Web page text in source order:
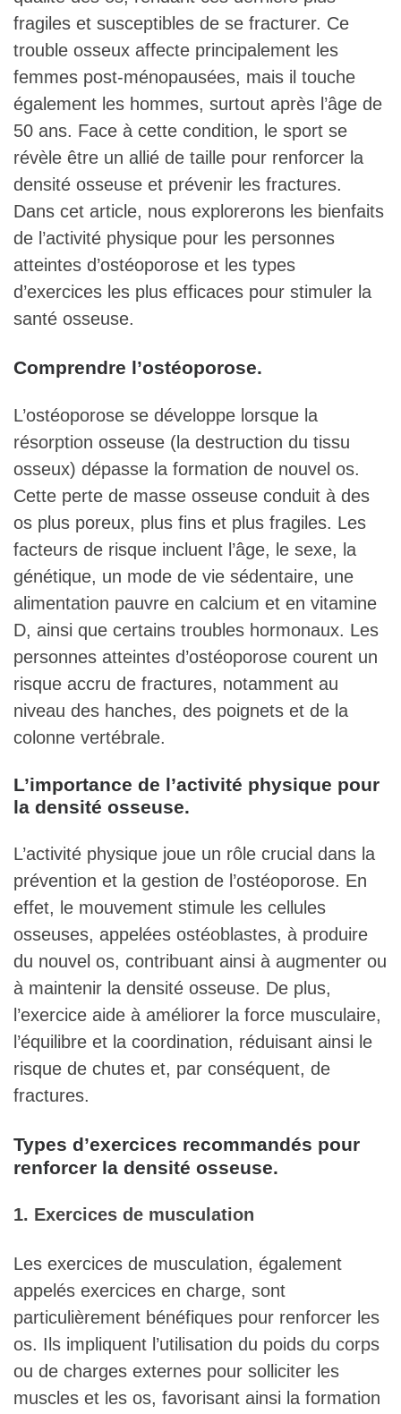
fragiles et susceptibles de se fracturer. Ce
trouble osseux affecte principalement les
femmes post-ménopausées, mais il touche
également les hommes, surtout après l’âge de
50 ans. Face à cette condition, le sport se
révèle être un allié de taille pour renforcer la
densité osseuse et prévenir les fractures.
Dans cet article, nous explorerons les bienfaits
de l’activité physique pour les personnes
atteintes d’ostéoporose et les types
d’exercices les plus efficaces pour stimuler la
santé osseuse.
Comprendre l’ostéoporose.
L’ostéoporose se développe lorsque la
résorption osseuse (la destruction du tissu
osseux) dépasse la formation de nouvel os.
Cette perte de masse osseuse conduit à des
os plus poreux, plus fins et plus fragiles. Les
facteurs de risque incluent l’âge, le sexe, la
génétique, un mode de vie sédentaire, une
alimentation pauvre en calcium et en vitamine
D, ainsi que certains troubles hormonaux. Les
personnes atteintes d’ostéoporose courent un
risque accru de fractures, notamment au
niveau des hanches, des poignets et de la
colonne vertébrale.
L’importance de l’activité physique pour
la densité osseuse.
L’activité physique joue un rôle crucial dans la
prévention et la gestion de l’ostéoporose. En
effet, le mouvement stimule les cellules
osseuses, appelées ostéoblastes, à produire
du nouvel os, contribuant ainsi à augmenter ou
à maintenir la densité osseuse. De plus,
l’exercice aide à améliorer la force musculaire,
l’équilibre et la coordination, réduisant ainsi le
risque de chutes et, par conséquent, de
fractures.
Types d’exercices recommandés pour
renforcer la densité osseuse.
1. Exercices de musculation
Les exercices de musculation, également
appelés exercices en charge, sont
particulièrement bénéfiques pour renforcer les
os. Ils impliquent l’utilisation du poids du corps
ou de charges externes pour solliciter les
muscles et les os, favorisant ainsi la formation